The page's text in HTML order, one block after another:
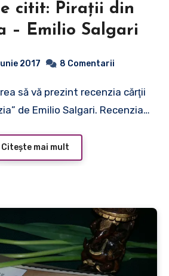
citit: Piraţii din
– Emilio Salgari
2017 8 Comentarii
de Emilio Salgari. Recenzia…
Citește mai mult